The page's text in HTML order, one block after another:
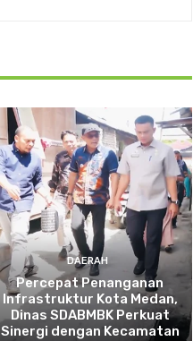
DAERAH
Percepat Penanganan
Infrastruktur Kota Medan,
Dinas SDABMBK Perkuat
Sinergi dengan Kecamatan